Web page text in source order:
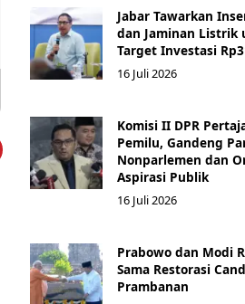
Jabar Tawarkan
dan Jaminan Listrik
Target Investasi
16 Juli 2026
Komisi II DPR
Pemilu, Gandeng
Nonparlemen dan
Aspirasi Publik
16 Juli 2026
Prabowo dan Modi
Sama Restorasi
Prambanan